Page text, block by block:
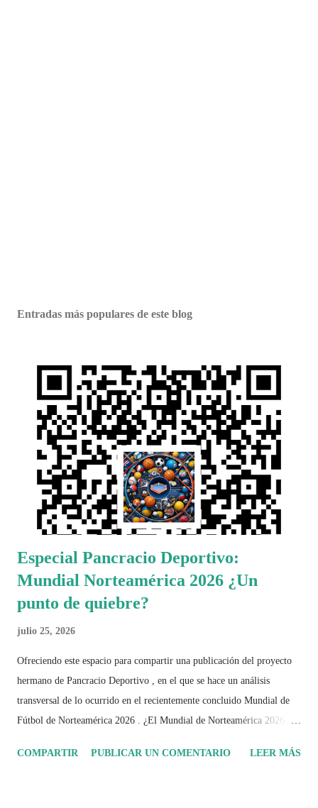
Entradas más populares de este blog
Especial Pancracio Deportivo:
Mundial Norteamérica 2026 ¿Un
punto de quiebre?
julio 25, 2026
Ofreciendo este espacio para compartir una publicación del proyecto
hermano de Pancracio Deportivo , en el que se hace un análisis
transversal de lo ocurrido en el recientemente concluido Mundial de
Fútbol de Norteamérica 2026 . ¿El Mundial de Norteamérica 2026 ha
COMPARTIR PUBLICAR UN COMENTARIO LEER MÁS